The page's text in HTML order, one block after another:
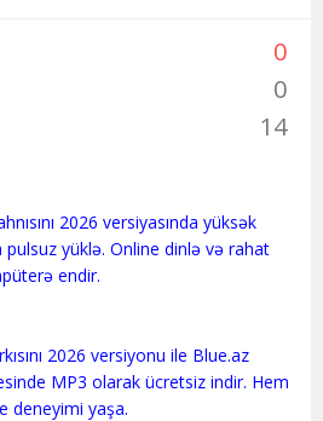
0
0
14
2026 versiyasında yüksək
yüklə. Online dinlə və rahat
endir.
2026 versiyonu ile Blue.az
MP3 olarak ücretsiz indir. Hem
deneyimi yaşa.